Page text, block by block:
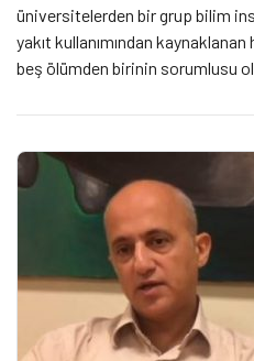
üniversitelerden bir grup bilim
yakıt kullanımından
beş ölümden birinin sorumlusu